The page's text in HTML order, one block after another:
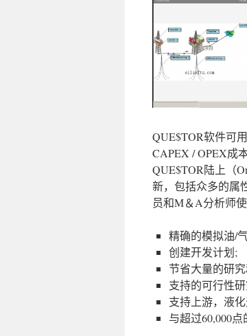
QUE$TOR软件可
CAPEX / OPEX成
QUE$TOR陆上（
新，包括众多的属
员和M＆A分析师
精确的模拟油/
创建开发计划;
节省大量的研
支持的可行性
支持上游，液
与超过60,000